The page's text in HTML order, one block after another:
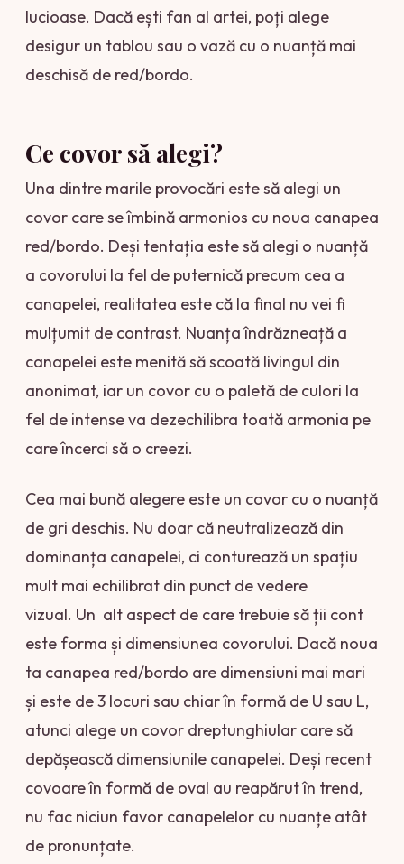
lucioase. Dacă ești fan al artei, poți alege
desigur un tablou sau o vază cu o nuanță mai
deschisă de red/bordo.
Ce covor să alegi?
Una dintre marile provocări este să alegi un
covor care se îmbină armonios cu noua canapea
red/bordo. Deși tentația este să alegi o nuanță
a covorului la fel de puternică precum cea a
canapelei, realitatea este că la final nu vei fi
mulțumit de contrast. Nuanța îndrăzneață a
canapelei este menită să scoată livingul din
anonimat, iar un covor cu o paletă de culori la
fel de intense va dezechilibra toată armonia pe
care încerci să o creezi.
Cea mai bună alegere este un covor cu o nuanță
de gri deschis. Nu doar că neutralizează din
dominanța canapelei, ci conturează un spațiu
mult mai echilibrat din punct de vedere
vizual. Un alt aspect de care trebuie să ții cont
este forma și dimensiunea covorului. Dacă noua
ta canapea red/bordo are dimensiuni mai mari
și este de 3 locuri sau chiar în formă de U sau L,
atunci alege un covor dreptunghiular care să
depășească dimensiunile canapelei. Deși recent
covoare în formă de oval au reapărut în trend,
nu fac niciun favor canapelelor cu nuanțe atât
de pronunțate.